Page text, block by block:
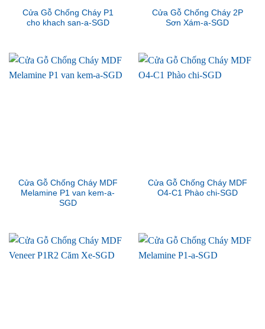
Cửa Gỗ Chống Cháy P1
cho khach san-a-SGD
Cửa Gỗ Chống Cháy 2P
Sơn Xám-a-SGD
Cửa Gỗ Chống Cháy MDF
Melamine P1 van kem-a-
SGD
Cửa Gỗ Chống Cháy MDF
O4-C1 Phào chi-SGD